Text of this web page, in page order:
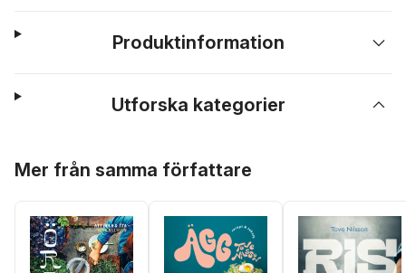
Produktinformation
Utforska kategorier
Mer från samma författare